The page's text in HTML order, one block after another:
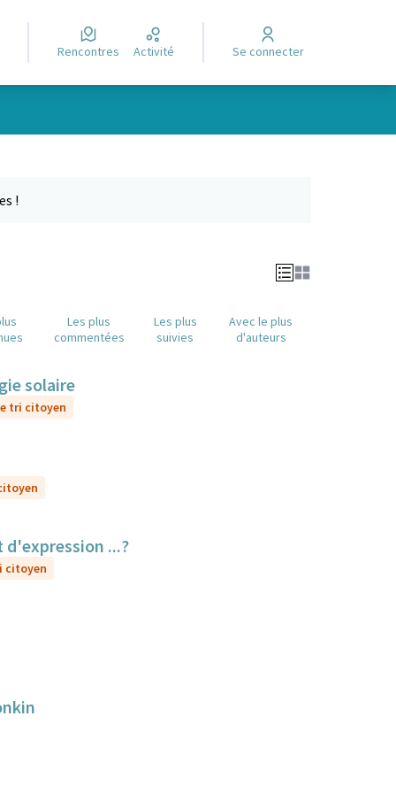
Rencontres Activité Se connecter
!
Les plus
commentées
Les plus
suivies
Avec le plus
d'auteurs
solaire
tri citoyen
d'expression ...?
citoyen